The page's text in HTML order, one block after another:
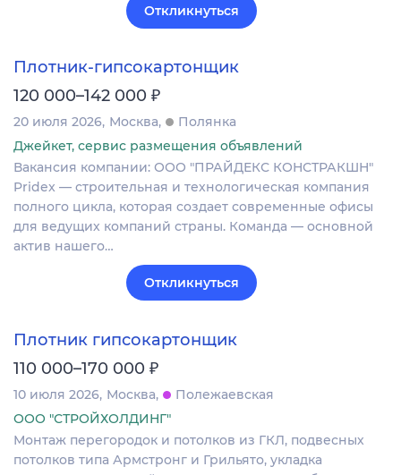
Откликнуться
Плотник-гипсокартонщик
120 000–142 000 ₽
20 июля 2026 Москва
Полянка
Джейкет, сервис размещения объявлений
Вакансия компании: ООО "ПРАЙДЕКС КОНСТРАКШН"
Pridex — строительная и технологическая компания
полного цикла, которая создает современные офисы
для ведущих компаний страны. Команда — основной
актив нашего…
Откликнуться
Плотник гипсокартонщик
110 000–170 000 ₽
10 июля 2026 Москва
Полежаевская
ООО "СТРОЙХОЛДИНГ"
Монтаж перегородок и потолков из ГКЛ, подвесных
потолков типа Армстронг и Грильято, укладка